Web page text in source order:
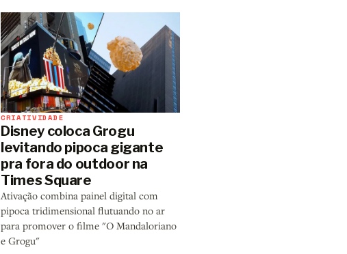
CRIATIVIDADE
Disney coloca Grogu
levitando pipoca gigante
pra fora do outdoor na
Times Square
Ativação combina painel digital com
pipoca tridimensional flutuando no ar
para promover o filme "O Mandaloriano
e Grogu"